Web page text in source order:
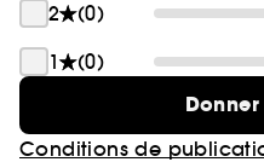
2
(0)
1
(0)
Conditions de